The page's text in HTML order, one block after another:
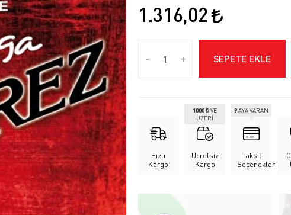
1.316,02
- + SEPETE EKLE
Hızlı
Kargo
Ücretsiz
Kargo
1000 ₺VE
ÜZERİ
Taksit
Seçenekleri
9AYA VARAN